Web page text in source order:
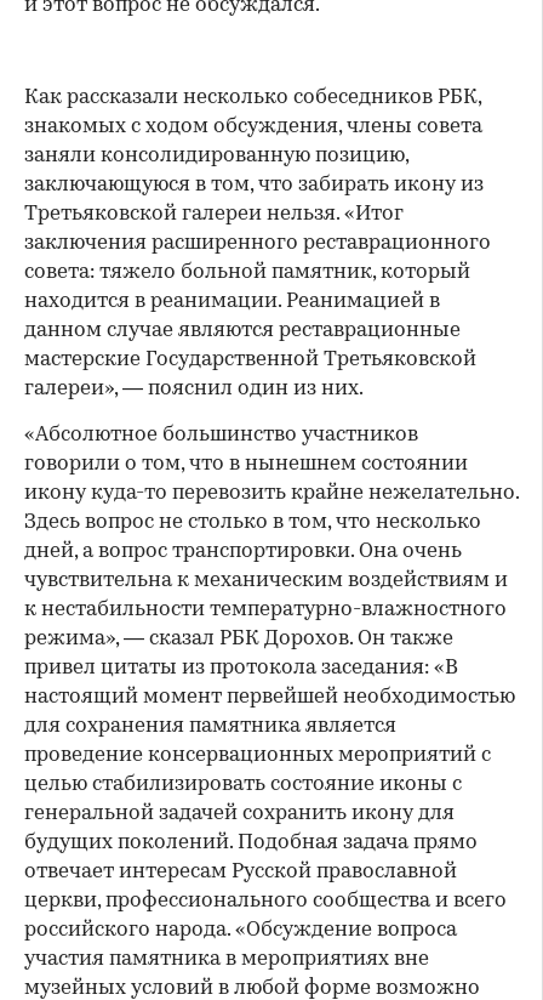
и этот вопрос не обсуждался.
Как рассказали несколько собеседников РБК,
знакомых с ходом обсуждения, члены совета
заняли консолидированную позицию,
заключающуюся в том, что забирать икону из
Третьяковской галереи нельзя. «Итог
заключения расширенного реставрационного
совета: тяжело больной памятник, который
находится в реанимации. Реанимацией в
данном случае являются реставрационные
мастерские Государственной Третьяковской
галереи», — пояснил один из них.
«Абсолютное большинство участников
говорили о том, что в нынешнем состоянии
икону куда-то перевозить крайне нежелательно.
Здесь вопрос не столько в том, что несколько
дней, а вопрос транспортировки. Она очень
чувствительна к механическим воздействиям и
к нестабильности температурно-влажностного
режима», — сказал РБК Дорохов. Он также
привел цитаты из протокола заседания: «В
настоящий момент первейшей необходимостью
для сохранения памятника является
проведение консервационных мероприятий с
целью стабилизировать состояние иконы с
генеральной задачей сохранить икону для
будущих поколений. Подобная задача прямо
отвечает интересам Русской православной
церкви, профессионального сообщества и всего
российского народа. «Обсуждение вопроса
участия памятника в мероприятиях вне
музейных условий в любой форме возможно